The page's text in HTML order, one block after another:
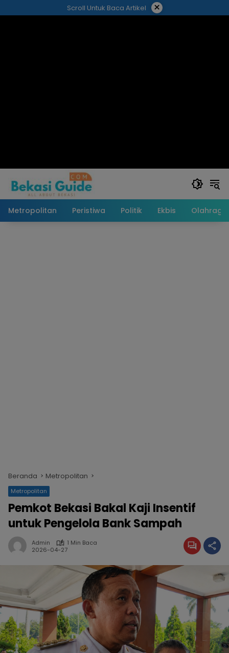
ke
Scroll Untuk Baca Artikel ×
Metropolitan Peristiwa Politik Ekbis Olahraga
Beranda Metropolitan
Metropolitan
Pemkot Bekasi Bakal Kaji Insentif
untuk Pengelola Bank Sampah
Admin
1 Min Baca
2026-04-27